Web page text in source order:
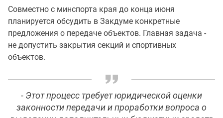
Совместно с минспорта края до конца июня
планируется обсудить в Закдуме конкретные
предложения о передаче объектов. Главная задача -
не допустить закрытия секций и спортивных
объектов.
- Этот процесс требует юридической оценки
законности передачи и проработки вопроса о